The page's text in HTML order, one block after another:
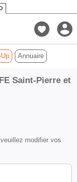
Annuaire
Saint-Pierre et
modifier vos